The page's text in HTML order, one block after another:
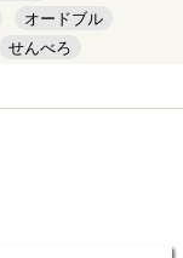
オードブル
せんべろ